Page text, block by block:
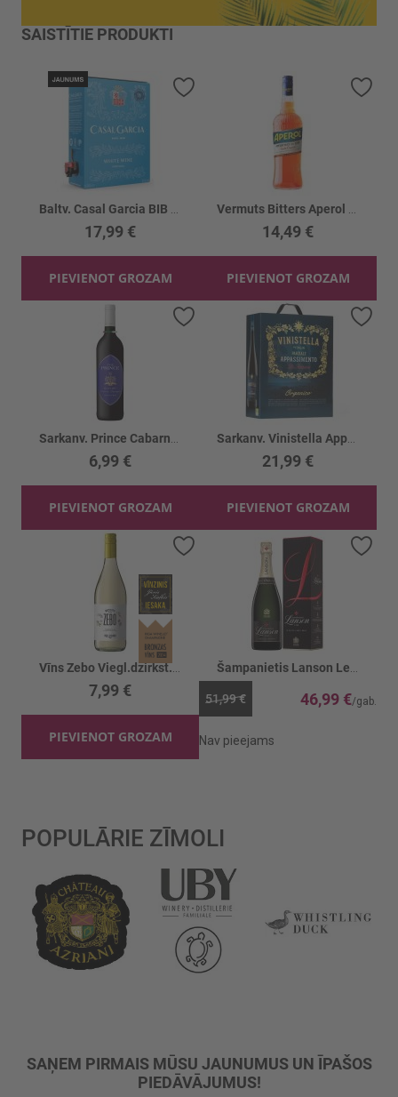
SAISTĪTIE PRODUKTI
17,99 €
PIEVIENOT GROZAM
Pievienot vēlmju sarakstam
14,49 €
PIEVIENOT GROZAM
6,99 €
PIEVIENOT GROZAM
Pievienot vēlmju sarakstam
21,99 €
PIEVIENOT GROZAM
7,99 €
PIEVIENOT GROZAM
Pievienot vēlmju sarakstam
51,99 € 46,99 €
Nav pieejams
POPULĀRIE ZĪMOLI
SAŅEM PIRMAIS MŪSU JAUNUMUS UN ĪPAŠOS
PIEDĀVĀJUMUS!